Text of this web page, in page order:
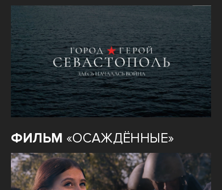
ФИЛЬМ «ОСАЖДЁННЫЕ»